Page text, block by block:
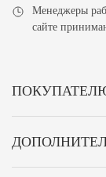
Менеджеры
сайте